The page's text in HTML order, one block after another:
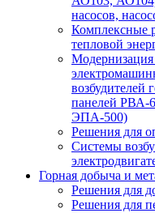
насосов,
Комплексные
тепловой
Модернизация
возбудителей
панелей
ЭПА-500)
Решения для
Системы
Горная добыча и
Решения для
Решения для